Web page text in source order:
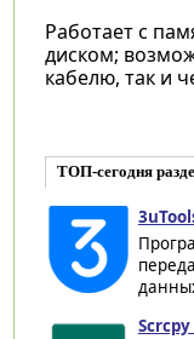
Работает с
диском;
кабелю, так и
ТОП-сегодня